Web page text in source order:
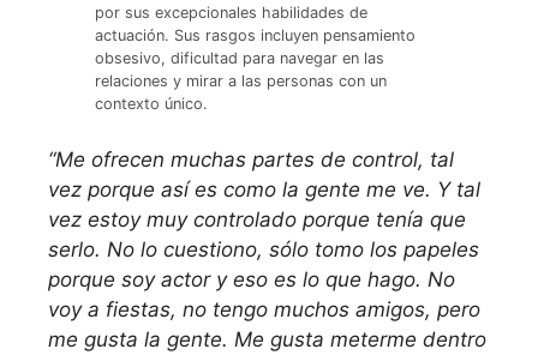
por sus excepcionales habilidades de
actuación. Sus rasgos incluyen pensamiento
obsesivo, dificultad para navegar en las
relaciones y mirar a las personas con un
contexto único.
“Me ofrecen muchas partes de control, tal
vez porque así es como la gente me ve. Y tal
vez estoy muy controlado porque tenía que
serlo. No lo cuestiono, sólo tomo los papeles
porque soy actor y eso es lo que hago. No
voy a fiestas, no tengo muchos amigos, pero
me gusta la gente. Me gusta meterme dentro